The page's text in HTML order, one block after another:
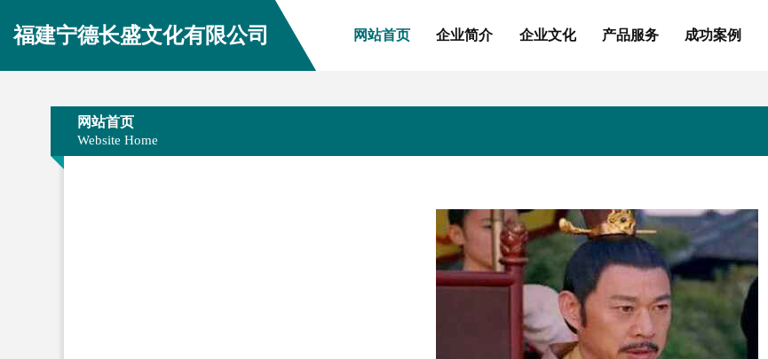
福建宁德长盛文化有限公司 网站首页 企业简介 企业文化 产品服务 成功案例
网站首页
Website Home